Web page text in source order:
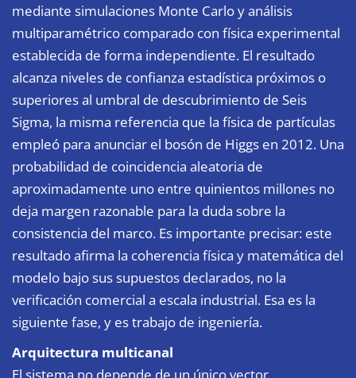
mediante simulaciones Monte Carlo y análisis
multiparamétrico comparado con física experimental
establecida de forma independiente. El resultado
alcanza niveles de confianza estadística próximos o
superiores al umbral de descubrimiento de Seis
Sigma, la misma referencia que la física de partículas
empleó para anunciar el bosón de Higgs en 2012. Una
probabilidad de coincidencia aleatoria de
aproximadamente uno entre quinientos millones no
deja margen razonable para la duda sobre la
consistencia del marco. Es importante precisar: este
resultado afirma la coherencia física y matemática del
modelo bajo sus supuestos declarados, no la
verificación comercial a escala industrial. Esa es la
siguiente fase, y es trabajo de ingeniería.
Arquitectura multicanal
El sistema no depende de un único vector